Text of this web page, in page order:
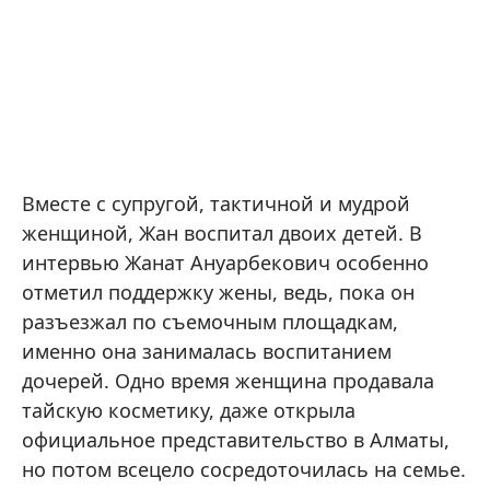
Вместе с супругой, тактичной и мудрой
женщиной, Жан воспитал двоих детей. В
интервью Жанат Ануарбекович особенно
отметил поддержку жены, ведь, пока он
разъезжал по съемочным площадкам,
именно она занималась воспитанием
дочерей. Одно время женщина продавала
тайскую косметику, даже открыла
официальное представительство в Алматы,
но потом всецело сосредоточилась на семье.